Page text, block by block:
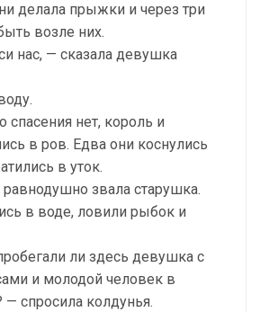
делала прыжки и через три
возле них.
нас, — сказала девушка
спасения нет, король и
в ров. Едва они коснулись
в уток.
равнодушно звала старушка.
в воде, ловили рыбок и
ли здесь девушка с
и молодой человек в
— спросила колдунья.